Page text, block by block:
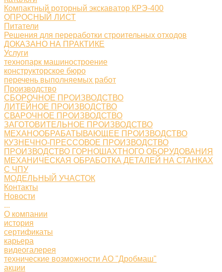
Компактный роторный экскаватор КРЭ-400
ОПРОСНЫЙ ЛИСТ
Питатели
Решения для переработки строительных отходов
ДОКАЗАНО НА ПРАКТИКЕ
Услуги
технопарк машиностроение
конструкторское бюро
перечень выполняемых работ
Производство
СБОРОЧНОЕ ПРОИЗВОДСТВО
ЛИТЕЙНОЕ ПРОИЗВОДСТВО
СВАРОЧНОЕ ПРОИЗВОДСТВО
ЗАГОТОВИТЕЛЬНОЕ ПРОИЗВОДСТВО
МЕХАНООБРАБАТЫВАЮЩЕЕ ПРОИЗВОДСТВО
КУЗНЕЧНО-ПРЕССОВОЕ ПРОИЗВОДСТВО
ПРОИЗВОДСТВО ГОРНОШАХТНОГО ОБОРУДОВАНИЯ
МЕХАНИЧЕСКАЯ ОБРАБОТКА ДЕТАЛЕЙ НА СТАНКАХ
С ЧПУ
МОДЕЛЬНЫЙ УЧАСТОК
Контакты
Новости
...
О компании
история
сертификаты
карьера
видеогалерея
технические возможности АО "Дробмаш"
акции